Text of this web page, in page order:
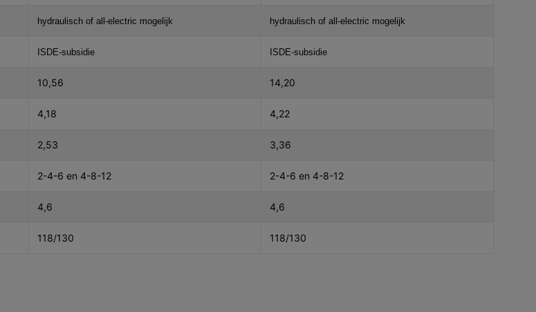
hydraulisch of all-electric mogelijk hydraulisch of all-electric mogelijk
ISDE-subsidie ISDE-subsidie
10,56 14,20
4,18 4,22
2,53 3,36
2-4-6 en 4-8-12 2-4-6 en 4-8-12
4,6 4,6
118/130 118/130